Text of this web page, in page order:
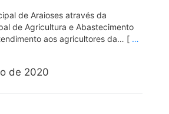
de Araioses através da
de Agricultura e Abastecimento
aos agricultores da… [ …
de 2020